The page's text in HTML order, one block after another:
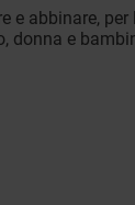
e abbinare,
donna e